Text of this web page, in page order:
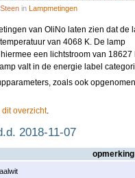
in Lampmetingen
van OliNo laten zien dat de
van 4068 K. De lamp
een lichtstroom van 18627
valt in de energie label
zoals ook
dit overzicht.
2018-11-07
opmerking